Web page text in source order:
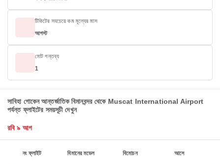
টিকিটের সবচেয়ে কম মূল্যের মাস
আগস্ট
মোট গন্তব্য
1
সাবিহা গোকেন আন্তর্জাতিক বিমানবন্দর থেকে Muscat International Airport
পর্যন্ত ফ্লাইটের সময়সূচী দেখুন
রবি ৯ আগ
নং ফ্লাইট বিমানের মডেল বিমোচন আসে